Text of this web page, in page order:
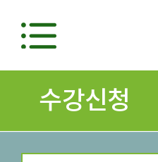
수강신청